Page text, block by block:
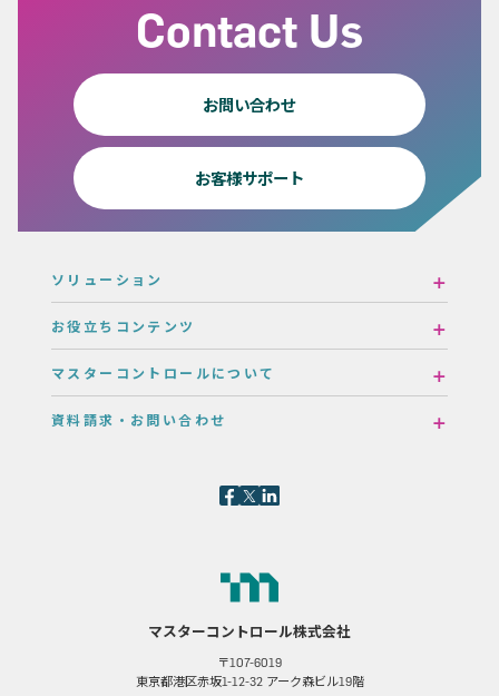
Contact Us
お問い合わせ
お客様サポート
ソリューション
お役立ちコンテンツ
マスターコントロールについて
資料請求・お問い合わせ
マスターコントロール株式会社
〒107-6019
東京都港区赤坂1-12-32 アーク森ビル19階